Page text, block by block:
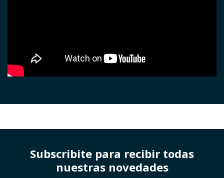
Subscribite para recibir todas
nuestras novedades